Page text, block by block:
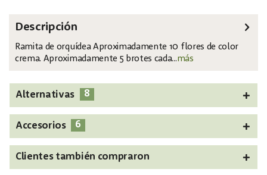
Descripción
Ramita de orquídea Aproximadamente 10 flores de color
crema. Aproximadamente 5 brotes cada...más
Alternativas 8
Accesorios 6
Clientes también compraron